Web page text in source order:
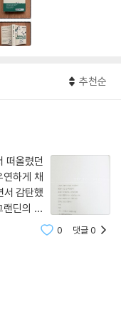
추천순
떠올렸던
하게 채
서 감탄했
딘의 모
플 그랜딘
(솔직히
0 댓글0